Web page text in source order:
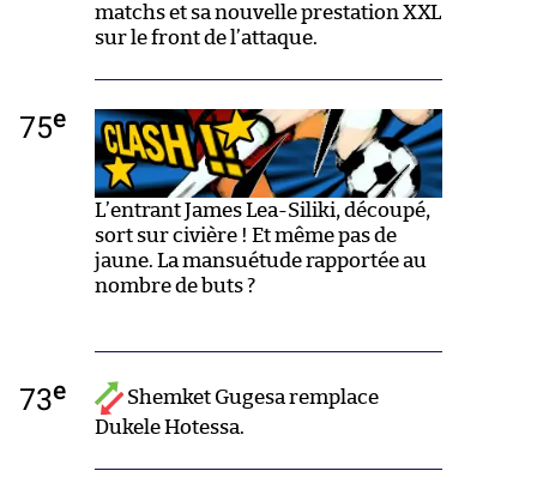
matchs et sa nouvelle prestation XXL
sur le front de l’attaque.
75e
L’entrant James Lea-Siliki, découpé,
sort sur civière ! Et même pas de
jaune. La mansuétude rapportée au
nombre de buts ?
73e
Shemket Gugesa remplace
Dukele Hotessa.